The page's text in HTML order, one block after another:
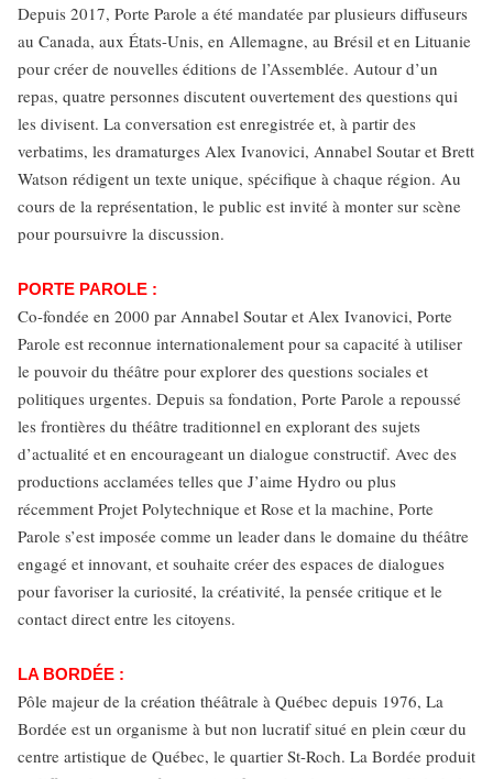
Depuis 2017, Porte Parole a été mandatée par plusieurs diffuseurs
au Canada, aux États-Unis, en Allemagne, au Brésil et en Lituanie
pour créer de nouvelles éditions de l’Assemblée. Autour d’un
repas, quatre personnes discutent ouvertement des questions qui
les divisent. La conversation est enregistrée et, à partir des
verbatims, les dramaturges Alex Ivanovici, Annabel Soutar et Brett
Watson rédigent un texte unique, spécifique à chaque région. Au
cours de la représentation, le public est invité à monter sur scène
pour poursuivre la discussion.
PORTE PAROLE :
Co-fondée en 2000 par Annabel Soutar et Alex Ivanovici, Porte
Parole est reconnue internationalement pour sa capacité à utiliser
le pouvoir du théâtre pour explorer des questions sociales et
politiques urgentes. Depuis sa fondation, Porte Parole a repoussé
les frontières du théâtre traditionnel en explorant des sujets
d’actualité et en encourageant un dialogue constructif. Avec des
productions acclamées telles que J’aime Hydro ou plus
récemment Projet Polytechnique et Rose et la machine, Porte
Parole s’est imposée comme un leader dans le domaine du théâtre
engagé et innovant, et souhaite créer des espaces de dialogues
pour favoriser la curiosité, la créativité, la pensée critique et le
contact direct entre les citoyens.
LA BORDÉE :
Pôle majeur de la création théâtrale à Québec depuis 1976, La
Bordée est un organisme à but non lucratif situé en plein cœur du
centre artistique de Québec, le quartier St-Roch. La Bordée produit